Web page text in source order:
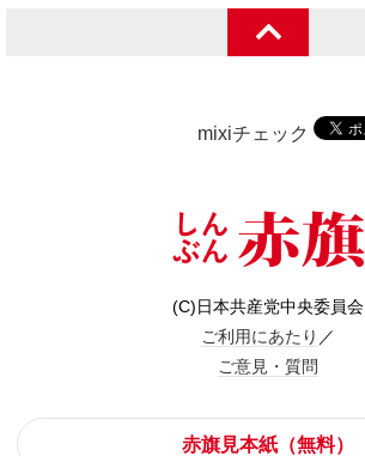
mixiチェック
(C)日本共産党中央委員会
ご利用にあたり ／
ご意見・質問
赤旗見本紙（無料）